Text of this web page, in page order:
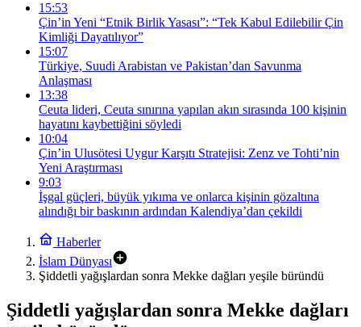
15:53
Çin’in Yeni “Etnik Birlik Yasası”: “Tek Kabul Edilebilir Çin
Kimliği Dayatılıyor”
15:07
Türkiye, Suudi Arabistan ve Pakistan’dan Savunma
Anlaşması
13:38
Ceuta lideri, Ceuta sınırına yapılan akın sırasında 100 kişinin
hayatını kaybettiğini söyledi
10:04
Çin’in Ulusötesi Uygur Karşıtı Stratejisi: Zenz ve Tohti’nin
Yeni Araştırması
9:03
İşgal güçleri, büyük yıkıma ve onlarca kişinin gözaltına
alındığı bir baskının ardından Kalendiya’dan çekildi
Haberler
İslam Dünyası
Şiddetli yağışlardan sonra Mekke dağları yeşile büründü
Şiddetli yağışlardan sonra Mekke dağları